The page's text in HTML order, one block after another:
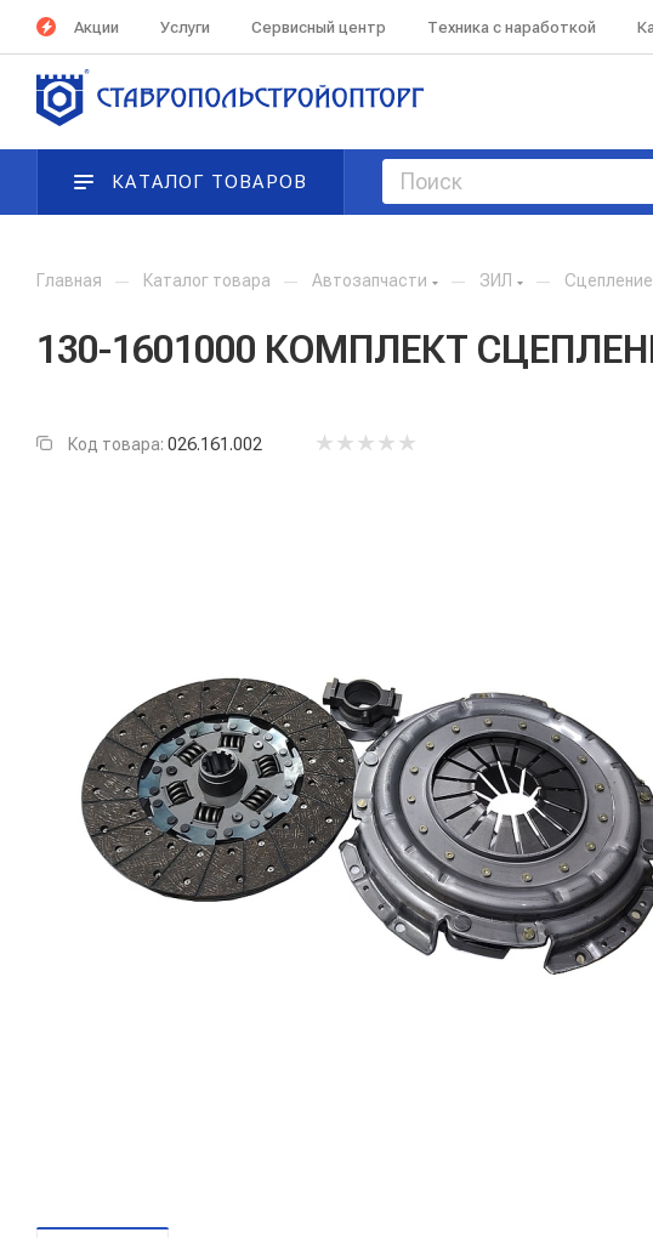
Акции Услуги Сервисный центр Техника с наработкой
КАТАЛОГ ТОВАРОВ
Главная — Каталог товара — Автозапчасти — ЗИЛ —
130-1601000 КОМПЛЕКТ
Код товара: 026.161.002